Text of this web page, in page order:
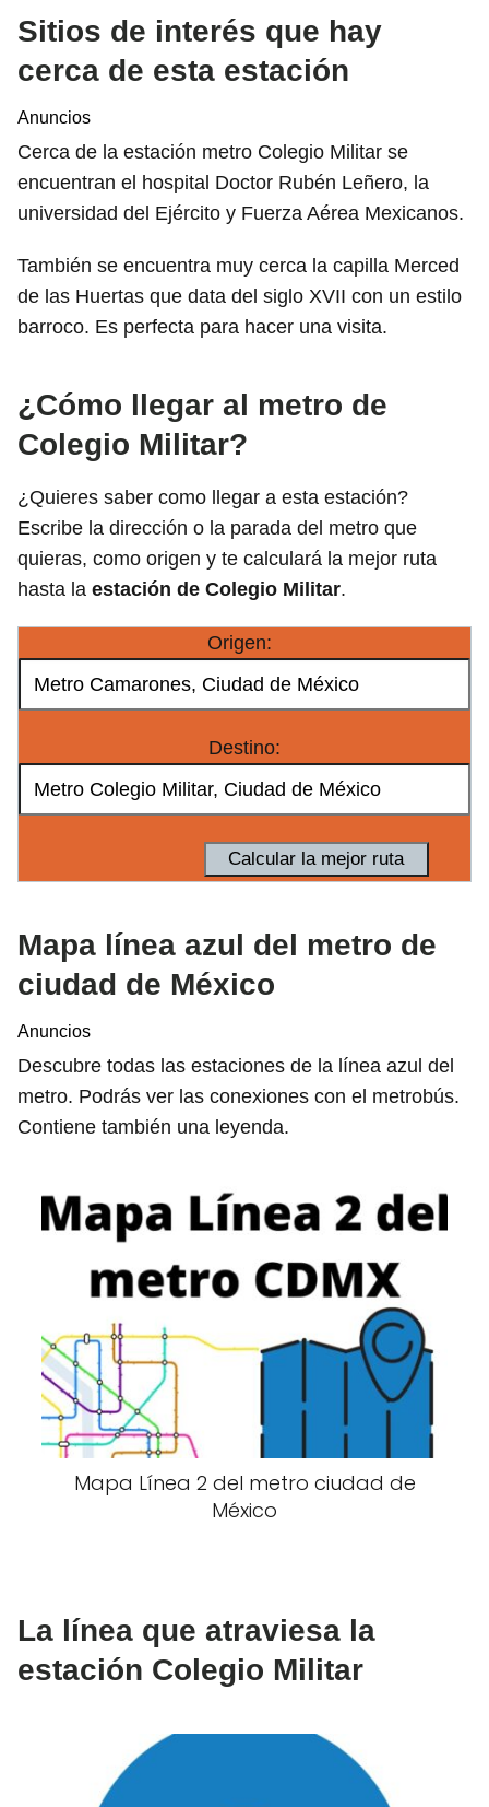
Sitios de interés que hay
cerca de esta estación
Anuncios
Cerca de la estación metro Colegio Militar se
encuentran el hospital Doctor Rubén Leñero, la
universidad del Ejército y Fuerza Aérea Mexicanos.
También se encuentra muy cerca la capilla Merced
de las Huertas que data del siglo XVII con un estilo
barroco. Es perfecta para hacer una visita.
¿Cómo llegar al metro de
Colegio Militar?
¿Quieres saber como llegar a esta estación?
Escribe la dirección o la parada del metro que
quieras, como origen y te calculará la mejor ruta
hasta la estación de Colegio Militar.
Origen:
Destino:
Mapa línea azul del metro de
ciudad de México
Anuncios
Descubre todas las estaciones de la línea azul del
metro. Podrás ver las conexiones con el metrobús.
Contiene también una leyenda.
Mapa Línea 2 del metro ciudad de
México
La línea que atraviesa la
estación Colegio Militar